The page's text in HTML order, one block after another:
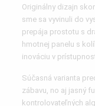
Originálny dizajn
sme sa vyvinuli do
prepája prostotu s
hmotnej panelu s
inováciu v
Súčasná varianta
zábavu, no aj jasný
kontrolovateľných